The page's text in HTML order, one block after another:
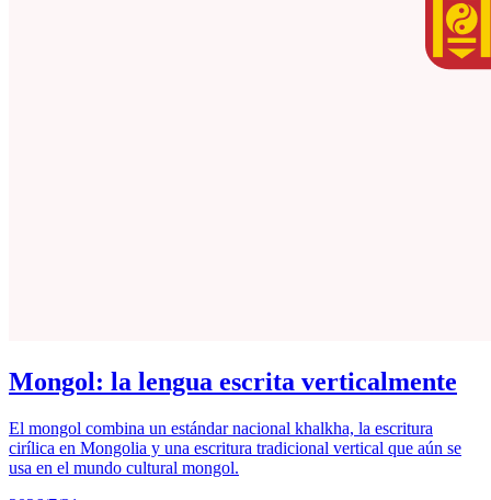
Mongol: la lengua escrita verticalmente
El mongol combina un estándar nacional khalkha, la escritura
cirílica en Mongolia y una escritura tradicional vertical que aún se
usa en el mundo cultural mongol.